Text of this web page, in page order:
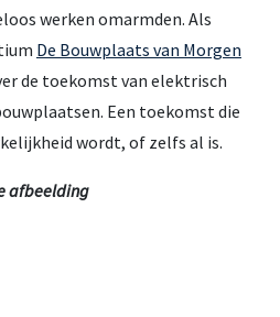
werken omarmden. Als
De Bouwplaats van Morgen
de toekomst van elektrisch
Een toekomst die
wordt, of zelfs al is.
afbeelding